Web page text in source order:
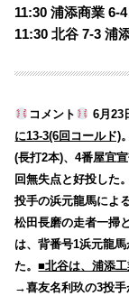
11:30 浦添商業 6-
11:30 北谷 7-3 浦
コメント 6月23
に13-3(6回コールド)
(長打2本)、4番屋宜
回無失点と好投した
投手の浜元龍馬によ
松田長磨の走者一掃
は、背番号1浜元龍
た。■北谷は、浦添工
→喜友名利玖の3投手